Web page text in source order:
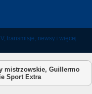
mistrzowskie, Guillermo
Sport Extra